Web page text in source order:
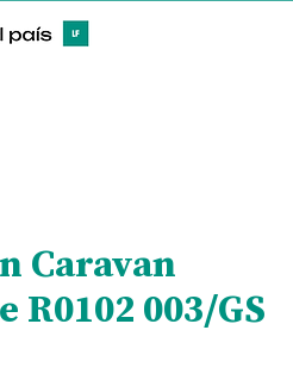
Caravan
R0102 003/GS